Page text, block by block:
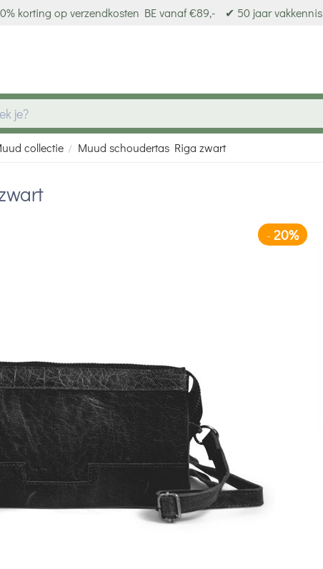
korting op verzendkosten BE vanaf €89,- ✔ 50 jaar vakkennis
collectie / Muud schoudertas Riga zwart